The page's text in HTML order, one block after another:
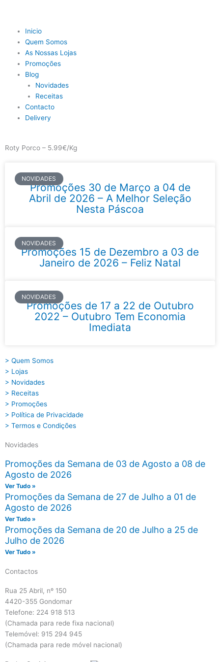
Main
Menu
Inicio
Quem Somos
As Nossas Lojas
Promoções
Blog
Novidades
Receitas
Contacto
Delivery
Roty Porco – 5.99€/Kg
NOVIDADES
Promoções 30 de Março a 04 de
Abril de 2026 – A Melhor Seleção
Nesta Páscoa
NOVIDADES
Promoções 15 de Dezembro a 03 de
Janeiro de 2026 – Feliz Natal
NOVIDADES
Promoções de 17 a 22 de Outubro
2022 – Outubro Tem Economia
Imediata
> Quem Somos
> Lojas
> Novidades
> Receitas
> Promoções
> Política de Privacidade
> Termos e Condições
Novidades
Promoções da Semana de 03 de Agosto a 08 de
Agosto de 2026
Ver Tudo »
Promoções da Semana de 27 de Julho a 01 de
Agosto de 2026
Ver Tudo »
Promoções da Semana de 20 de Julho a 25 de
Julho de 2026
Ver Tudo »
Contactos
Rua 25 Abril, nº 150
4420-355 Gondomar
Telefone: 224 918 513
(Chamada para rede fixa nacional)
Telemóvel: 915 294 945
(Chamada para rede móvel nacional)